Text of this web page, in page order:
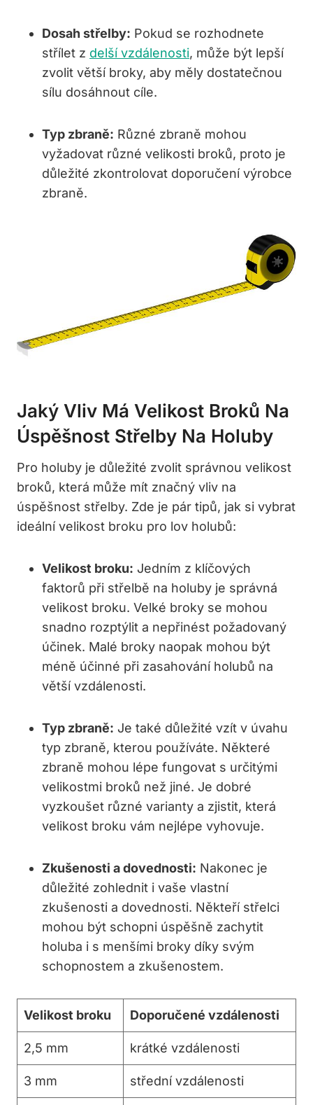
Dosah střelby: Pokud ​se rozhodnete
střílet z delší vzdálenosti, může ‌být lepší
⁢zvolit​ větší broky, ⁢aby měly dostatečnou
sílu dosáhnout cíle.
Typ zbraně: Různé⁢ zbraně‍ mohou
vyžadovat různé velikosti broků, proto je
důležité zkontrolovat ‌doporučení výrobce
zbraně.
Jaký Vliv Má Velikost​ Broků Na⁣
Úspěšnost Střelby⁣ Na Holuby
Pro holuby‌ je důležité⁢ zvolit správnou velikost‍
broků, která ⁢může‍ mít značný vliv na
úspěšnost střelby. Zde je pár tipů, ‌jak si vybrat
ideální velikost ‍broku pro lov holubů:
Velikost broku: Jedním z klíčových
faktorů při​ střelbě na holuby je správná
velikost broku. Velké broky se mohou
snadno rozptýlit a nepřinést požadovaný
účinek. Malé broky naopak mohou být
méně účinné⁢ při zasahování holubů na​
větší vzdálenosti.
Typ zbraně: Je také důležité vzít v úvahu
typ zbraně, kterou používáte. Některé
zbraně mohou lépe fungovat⁤ s určitými
⁤velikostmi broků než jiné. ‌Je dobré‍
vyzkoušet různé varianty a zjistit, která
velikost broku vám nejlépe⁣ vyhovuje.
Zkušenosti a ‍dovednosti: Nakonec je
důležité zohlednit ‍i vaše vlastní
zkušenosti a dovednosti. Někteří střelci
mohou⁢ být schopni úspěšně zachytit
holuba i s menšími broky‍ díky svým
schopnostem a zkušenostem.
Velikost broku Doporučené⁣ vzdálenosti
2,5 mm krátké vzdálenosti
3 mm střední vzdálenosti